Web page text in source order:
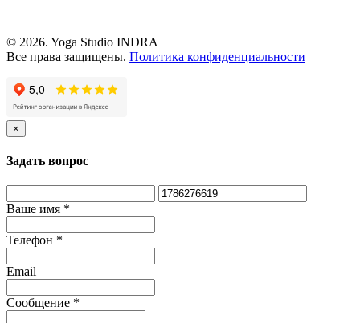
© 2026. Yoga Studio INDRA
Все права защищены. Политика конфиденциальности
×
Задать вопрос
Ваше имя *
Телефон *
Email
Сообщение *